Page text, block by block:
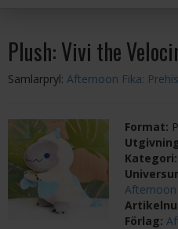
Plush: Vivi the
Samlarpryl: Afternoon Fika:
Format:
Kategori:
Afternoon
Förlag: